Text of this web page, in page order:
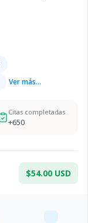
Ver más...
Citas completadas
+650
$54.00 USD